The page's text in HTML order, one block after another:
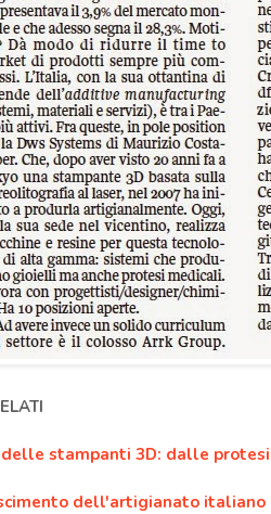
stampanti 3D: dalle
dell'artigianato italiano